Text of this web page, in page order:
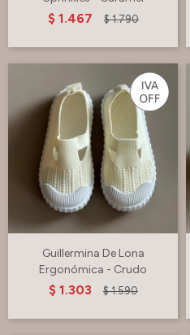
$ 1.467 $ 1.790
Guillermina De Lona
Ergonómica - Crudo
$ 1.303 $ 1.590